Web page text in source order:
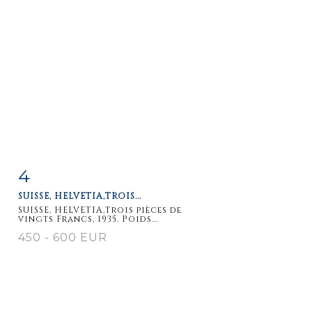
4
SUISSE, HELVETIA,TROIS...
SUISSE, HELVETIA,Trois pièces de
vingts Francs, 1935. Poids...
450 - 600 EUR